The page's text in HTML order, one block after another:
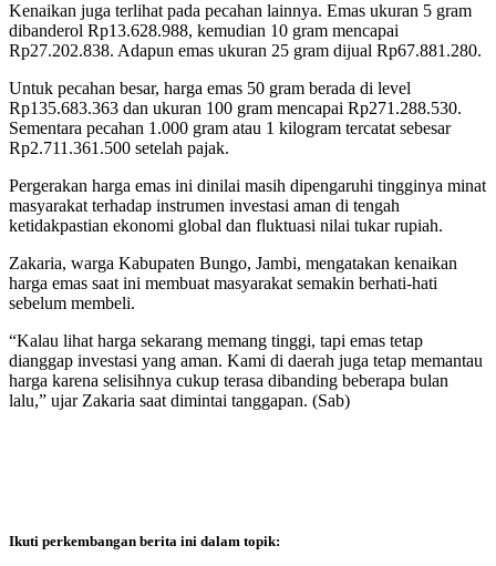
Kenaikan juga terlihat pada pecahan lainnya. Emas ukuran 5 gram
dibanderol Rp13.628.988, kemudian 10 gram mencapai
Rp27.202.838. Adapun emas ukuran 25 gram dijual Rp67.881.280.
Untuk pecahan besar, harga emas 50 gram berada di level
Rp135.683.363 dan ukuran 100 gram mencapai Rp271.288.530.
Sementara pecahan 1.000 gram atau 1 kilogram tercatat sebesar
Rp2.711.361.500 setelah pajak.
Pergerakan harga emas ini dinilai masih dipengaruhi tingginya minat
masyarakat terhadap instrumen investasi aman di tengah
ketidakpastian ekonomi global dan fluktuasi nilai tukar rupiah.
Zakaria, warga Kabupaten Bungo, Jambi, mengatakan kenaikan
harga emas saat ini membuat masyarakat semakin berhati-hati
sebelum membeli.
“Kalau lihat harga sekarang memang tinggi, tapi emas tetap
dianggap investasi yang aman. Kami di daerah juga tetap memantau
harga karena selisihnya cukup terasa dibanding beberapa bulan
lalu,” ujar Zakaria saat dimintai tanggapan. (Sab)
Ikuti perkembangan berita ini dalam topik: